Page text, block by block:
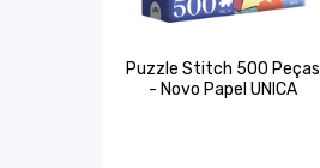
Puzzle Stitch 500 Peças
- Novo Papel UNICA